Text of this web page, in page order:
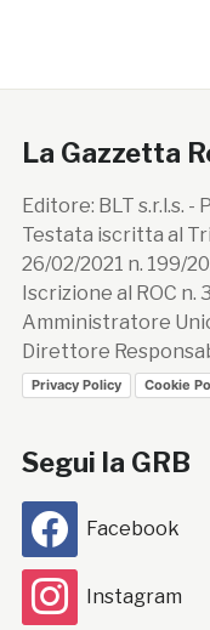
La Gazzetta
Editore: BLT s.r.l.s.
Testata iscritta al
26/02/2021 n. 199/
Iscrizione al ROC n.
Amministratore
Direttore
Privacy Policy Cookie
Segui la GRB
Facebook
Instagram